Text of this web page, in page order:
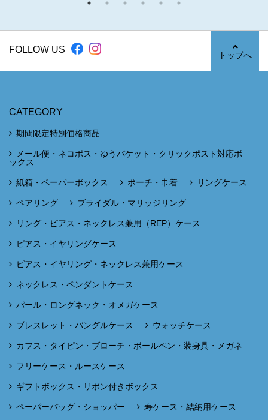
FOLLOW US
トップへ
CATEGORY
期間限定特別価格商品
メール便・ネコポス・ゆうパケット・クリックポスト対応ボ
ックス
紙箱・ペーパーボックス ポーチ・巾着 リングケース
ペアリング ブライダル・マリッジリング
リング・ピアス・ネックレス兼用（REP）ケース
ピアス・イヤリングケース
ピアス・イヤリング・ネックレス兼用ケース
ネックレス・ペンダントケース
パール・ロングネック・オメガケース
ブレスレット・バングルケース ウォッチケース
カフス・タイピン・ブローチ・ボールペン・装身具・メガネ
フリーケース・ルースケース
ギフトボックス・リボン付きボックス
ペーパーバッグ・ショッパー 寿ケース・結納用ケース